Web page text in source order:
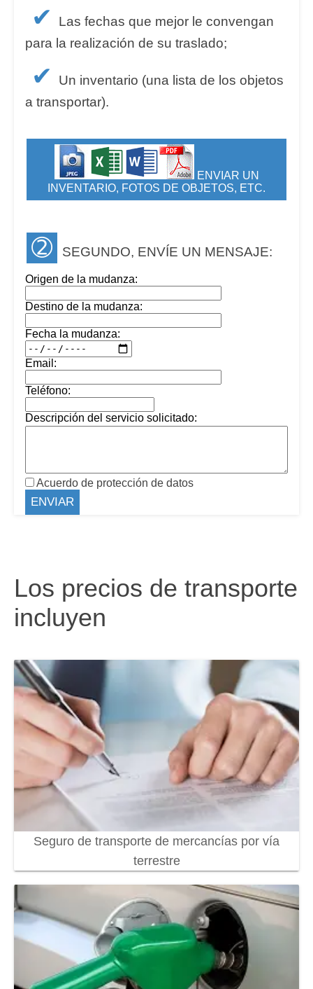
✔
Las fechas que mejor le convengan
para la realización de su traslado;
✔
Un inventario (una lista de los objetos
a transportar).
ENVIAR UN
INVENTARIO, FOTOS DE OBJETOS, ETC.
➁ SEGUNDO, ENVÍE UN MENSAJE:
Origen de la mudanza:
Destino de la mudanza:
Fecha la mudanza:
Email:
Teléfono:
Descripción del servicio solicitado:
Acuerdo de protección de datos
Los precios de transporte
incluyen
Seguro de transporte de mercancías por vía
terrestre